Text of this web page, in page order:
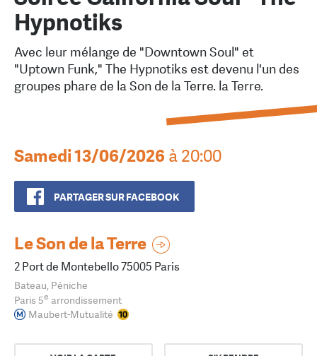
Hypnotiks
Avec leur mélange de "Downtown Soul" et
"Uptown Funk," The Hypnotiks est devenu l'un des
groupes phare de la Son de la Terre. la Terre.
Samedi 13/06/2026 à 20:00
PARTAGER SUR FACEBOOK
Le Son de la Terre
2 Port de Montebello 75005 Paris
Bateau, Péniche
Paris 5e arrondissement
Maubert-Mutualité